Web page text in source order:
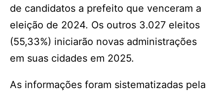
de candidatos a prefeito que venceram a
eleição de 2024. Os outros 3.027 eleitos
(55,33%) iniciarão novas administrações
em suas cidades em 2025.
As informações foram sistematizadas pela